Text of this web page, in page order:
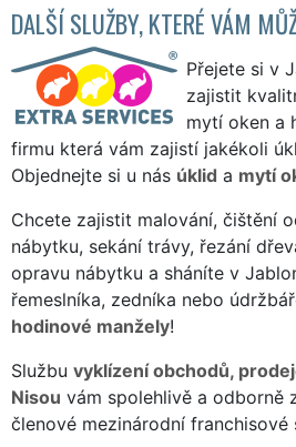
DALŠÍ SLUŽBY, KTERÉ VÁM
Přejete si v
zajistit
mytí oken a
firmu která vám zajistí jakékoli
Objednejte si u nás úklid a mytí
Chcete zajistit malování, čištění
nábytku, sekání trávy, řezání
opravu nábytku a sháníte v
řemeslníka, zedníka nebo
hodinové manžely!
Službu vyklízení obchodů,
Nisou vám spolehlivě a odborně
členové mezinárodní franchisové